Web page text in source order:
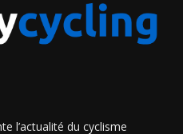
l’actualité du cyclisme